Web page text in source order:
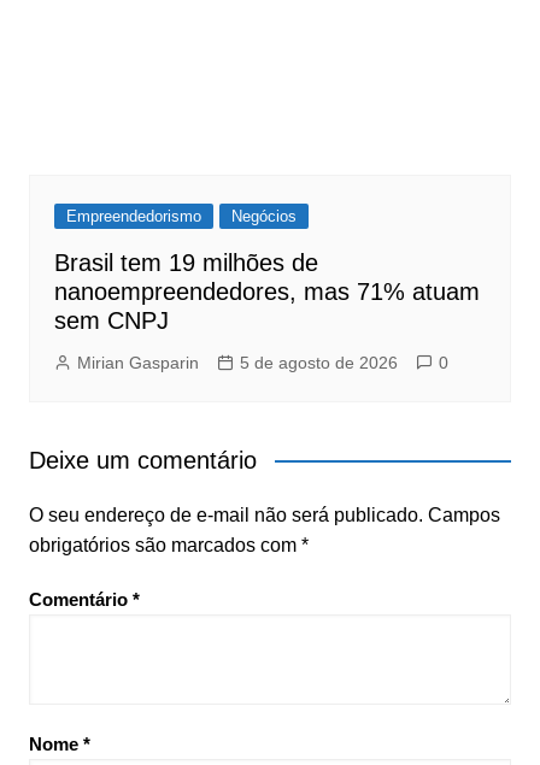
Empreendedorismo Negócios
Brasil tem 19 milhões de
nanoempreendedores, mas 71% atuam
sem CNPJ
Mirian Gasparin 5 de agosto de 2026 0
Deixe um comentário
O seu endereço de e-mail não será publicado. Campos
obrigatórios são marcados com *
Comentário *
Nome *